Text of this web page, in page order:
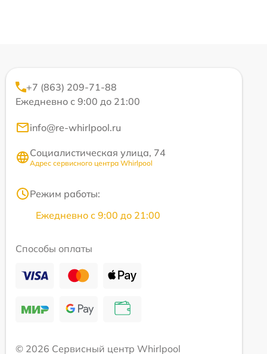
+7 (863) 209-71-88
Ежедневно с 9:00 до 21:00
info@re-whirlpool.ru
Социалистическая улица, 74
Адрес сервисного центра Whirlpool
Режим работы:
Ежедневно с 9:00 до 21:00
Способы оплаты
© 2026 Сервисный центр Whirlpool